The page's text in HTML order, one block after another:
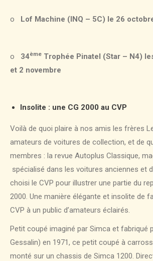
o Lof Machine (INQ – 5C) le 26
o 34ème Trophée Pinatel (Star – N4)
et 2 novembre
Insolite : une CG 2000 au CVP
Voilà de quoi plaire à nos amis les frères
amateurs de voitures de collection, et de
membres : la revue Autoplus Classique,
spécialisé dans les voitures anciennes et
choisi le CVP pour illustrer une partie du
2000. Une manière élégante et insolite de
CVP à un public d’amateurs éclairés.
Petit coupé imaginé par Simca et fabriqué
Gessalin) en 1971, ce petit coupé à
monté sur un chassis de Simca 1200.